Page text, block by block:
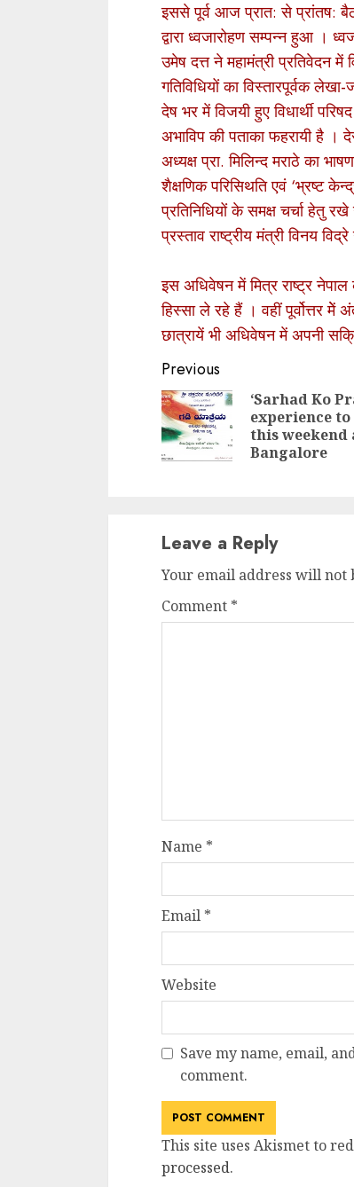
इससे पूर्व आज प्रात: से प्रांतष:
द्वारा ध्वजारोहण सम्पन्न हुआ ।
उमेष दत्त ने महामंत्री प्रतिवेदन
गतिविधियों का विस्तारपूर्वक
देष भर में विजयी हुए विधार्थी
अभाविप की पताका फहरायी है ।
अध्यक्ष प्रा. मिलिन्द मराठे का
शैक्षणिक परिसिथति एवं ‘भ्रष्ट
प्रतिनिधियों के समक्ष चर्चा हेतु रखे
प्रस्ताव राष्ट्रीय मंत्री विनय
इस अधिवेषन में मित्र राष्ट्र नेपाल
हिस्सा ले रहे हैं । वहीं पूर्वोत्तर
छात्रायें भी अधिवेषन में अपनी
Continue
Reading
Previous
‘Sarhad Ko
experience to
this weekend
Bangalore
Leave a Reply
Your email address will not
Comment *
Name *
Email *
Website
Save my name, email,
comment.
This site uses Akismet to
processed.